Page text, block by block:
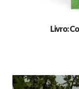
Livro: